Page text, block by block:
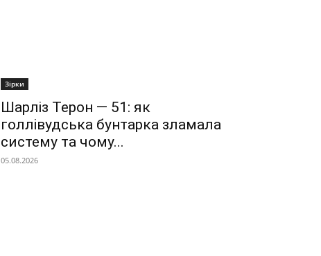
Зірки
Шарліз Терон — 51: як
голлівудська бунтарка зламала
систему та чому...
05.08.2026